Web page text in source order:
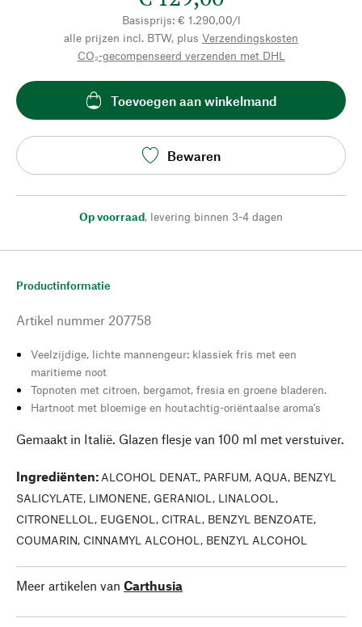
Basisprijs: € 1.290,00/l
alle prijzen incl. BTW, plus Verzendingskosten
CO₂-gecompenseerd verzenden met DHL
Toevoegen aan winkelmand
Bewaren
Op voorraad, levering binnen 3-4 dagen
Productinformatie
Artikel nummer 207758
Veelzijdige, lichte mannengeur: klassiek fris met een
maritieme noot
Topnoten met citroen, bergamot, fresia en groene bladeren.
Hartnoot met bloemige en houtachtig-oriëntaalse aroma's
Gemaakt in Italië. Glazen flesje van 100 ml met verstuiver.
Ingrediënten: ALCOHOL DENAT., PARFUM, AQUA, BENZYL
SALICYLATE, LIMONENE, GERANIOL, LINALOOL,
CITRONELLOL, EUGENOL, CITRAL, BENZYL BENZOATE,
COUMARIN, CINNAMYL ALCOHOL, BENZYL ALCOHOL
Meer artikelen van Carthusia